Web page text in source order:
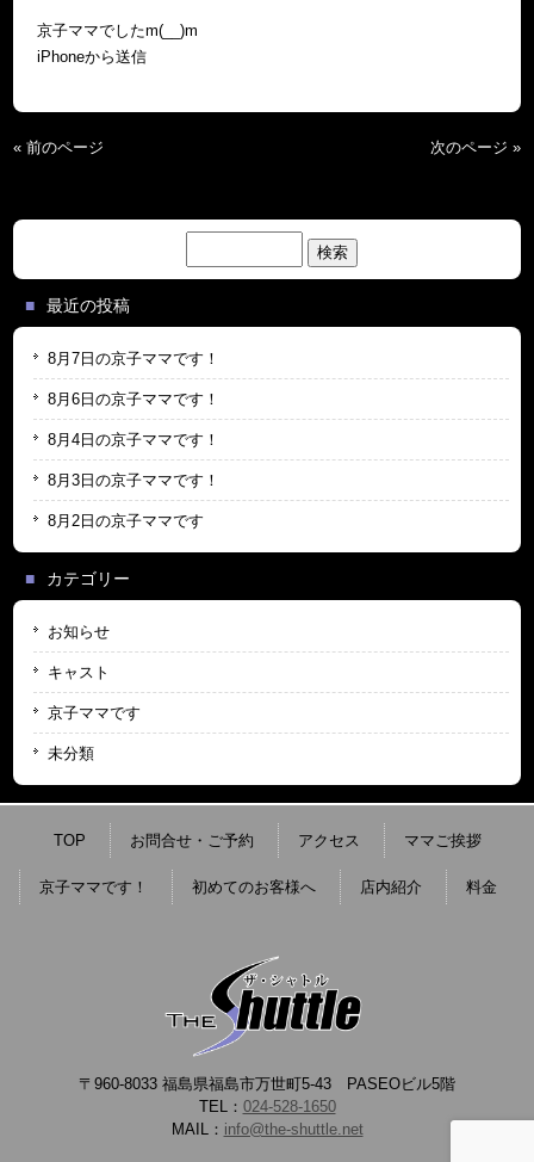
京子ママでしたm(__)m
iPhoneから送信
« 前のページ 次のページ »
索:
最近の投稿
8月7日の京子ママです！
8月6日の京子ママです！
8月4日の京子ママです！
8月3日の京子ママです！
8月2日の京子ママです
カテゴリー
お知らせ
キャスト
京子ママです
未分類
TOP お問合せ・ご予約 アクセス ママご挨拶
京子ママです！ 初めてのお客様へ 店内紹介 料金
〒960-8033 福島県福島市万世町5-43 PASEOビル5階
TEL： 024-528-1650
MAIL： info@the-shuttle.net